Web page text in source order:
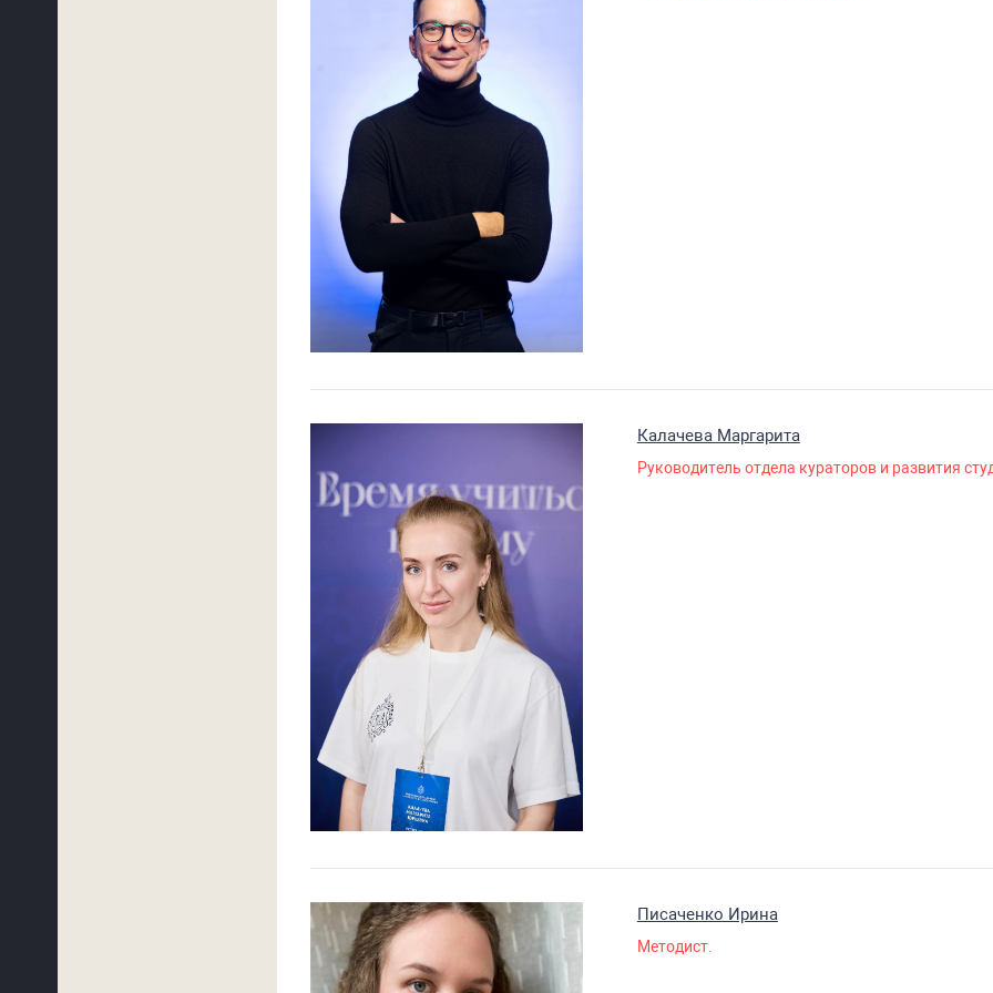
Калачева Маргарита
Руководитель отдела кураторов и развития
Писаченко Ирина
Методист.